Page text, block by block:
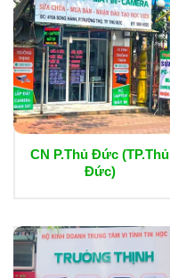
CN P.Thủ Đức (TP.Thủ
Đức)